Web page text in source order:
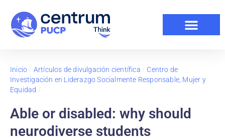
Inicio / Artículos de divulgación científica / Centro de
Investigación en Liderazgo Socialmente Responsable, Mujer y
Equidad /
Able or disabled: why should
neurodiverse students